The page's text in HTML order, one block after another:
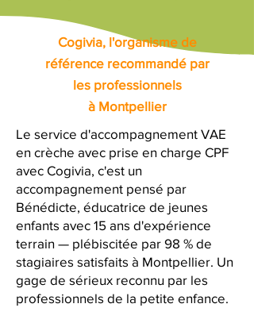
Cogivia, l'organisme de
référence recommandé par
les professionnels
à Montpellier
Le service d'accompagnement VAE
en crèche avec prise en charge CPF
avec Cogivia, c'est un
accompagnement pensé par
Bénédicte, éducatrice de jeunes
enfants avec 15 ans d'expérience
terrain — plébiscitée par 98 % de
stagiaires satisfaits à Montpellier. Un
gage de sérieux reconnu par les
professionnels de la petite enfance.